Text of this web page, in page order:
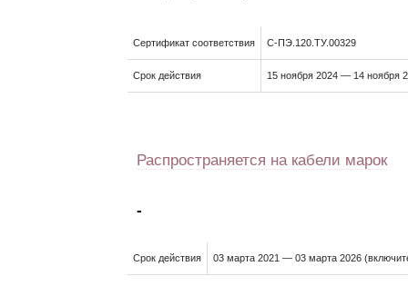
Сертификат соответствия С-ПЭ.120.ТУ.00329
Срок действия 15 ноября 2024 — 14 ноября
Распространяется на кабели марок
-
Срок действия 03 марта 2021 — 03 марта 2026